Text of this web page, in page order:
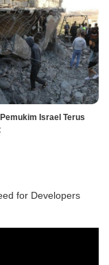
Israel Terus
for Developers